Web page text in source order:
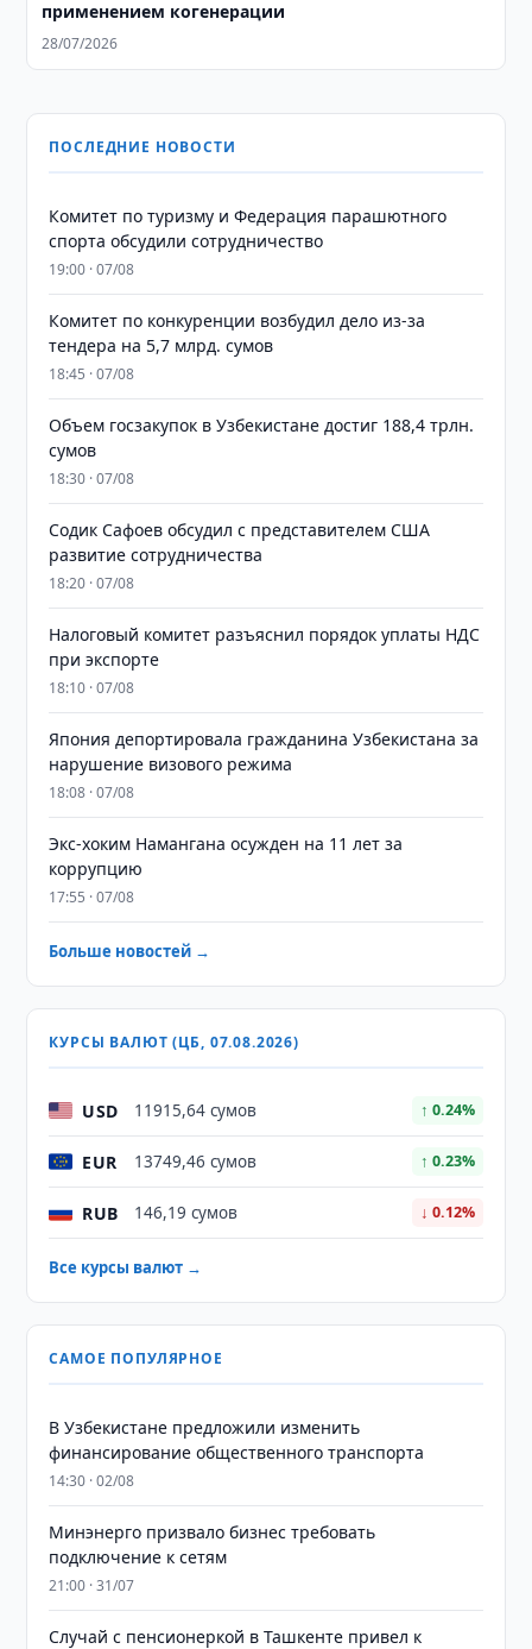
применением когенерации
28/07/2026
ПОСЛЕДНИЕ НОВОСТИ
Комитет по туризму и Федерация парашютного
спорта обсудили сотрудничество
19:00 · 07/08
Комитет по конкуренции возбудил дело из-за
тендера на 5,7 млрд. сумов
18:45 · 07/08
​​​​​​​Объем госзакупок в Узбекистане достиг 188,4 трлн.
сумов
18:30 · 07/08
Содик Сафоев обсудил с представителем США
развитие сотрудничества
18:20 · 07/08
Налоговый комитет разъяснил порядок уплаты НДС
при экспорте
18:10 · 07/08
Япония депортировала гражданина Узбекистана за
нарушение визового режима
18:08 · 07/08
​​​​​​​Экс-хоким Намангана осужден на 11 лет за
коррупцию
17:55 · 07/08
Больше новостей →
КУРСЫ ВАЛЮТ (ЦБ, 07.08.2026)
USD 11915,64 сумов ↑ 0.24%
EUR 13749,46 сумов ↑ 0.23%
RUB 146,19 сумов ↓ 0.12%
Все курсы валют →
САМОЕ ПОПУЛЯРНОЕ
В Узбекистане предложили изменить
финансирование общественного транспорта
14:30 · 02/08
Минэнерго призвало бизнес требовать
подключение к сетям
21:00 · 31/07
Случай с пенсионеркой в Ташкенте привел к